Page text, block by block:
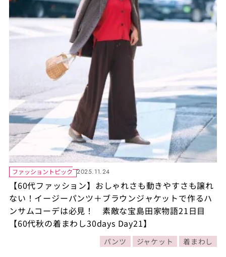
ファッショントピック 2025.11.24
【60代ファッション】おしゃれさも動きやすさも譲れ
ない！イージーパンツ＋ブラウンジャケットで作るハ
ンサムコーデは必見！ 素敵な宝島田家物語21日目
【60代秋の着まわし30days Day21】
パンツ ジャケット 着まわし